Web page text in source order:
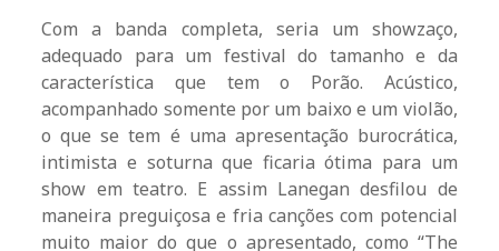
Com a banda completa, seria um showzaço,
adequado para um festival do tamanho e da
característica que tem o Porão. Acústico,
acompanhado somente por um baixo e um violão,
o que se tem é uma apresentação burocrática,
intimista e soturna que ficaria ótima para um
show em teatro. E assim Lanegan desfilou de
maneira preguiçosa e fria canções com potencial
muito maior do que o apresentado, como “The